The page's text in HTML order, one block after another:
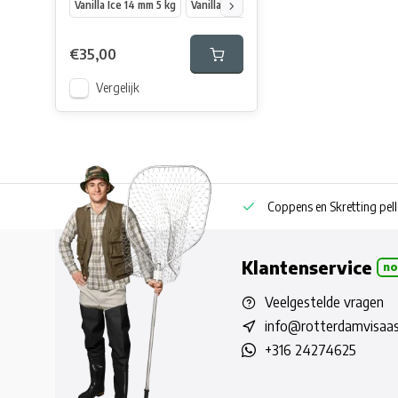
Vanilla Ice 14 mm 5 kg
Vanilla Ice 20 mm 5 kg
€35,00
Vergelijk
Eigen boilie productie ook privatelabel Coppens en Skretting
Klantenservice
Veelgestelde vragen
+316 24274625